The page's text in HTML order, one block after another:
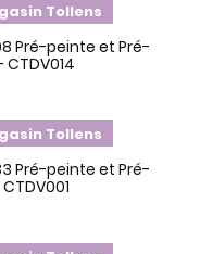
Tollens
Pré-peinte et Pré-
Tollens
Pré-peinte et Pré-